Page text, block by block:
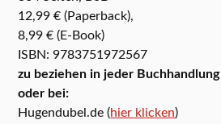
12,99 € (Paperback),
8,99 € (E-Book)
ISBN: 9783751972567
zu beziehen in jeder Buchhandlung
oder bei:
Hugendubel.de (hier klicken)